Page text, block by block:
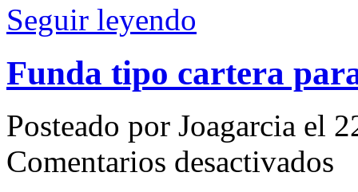
Seguir leyendo
Funda tipo cartera
Posteado por Joagarcia el
Comentarios desactivados